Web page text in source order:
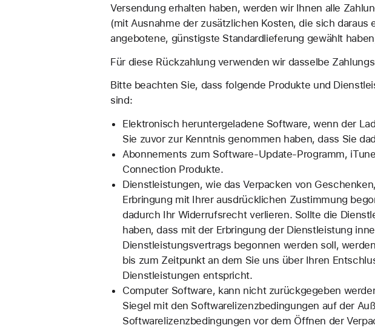
Versendung erhalten haben, werden wir Ihnen alle
(mit Ausnahme der zusätzlichen Kosten, die sich
angebotene, günstigste Standardlieferung gewählt
Für diese Rückzahlung verwenden wir dasselbe
Bitte beachten Sie, dass folgende Produkte und
sind:
Elektronisch heruntergeladene Software, wenn der
Sie zuvor zur Kenntnis genommen haben, dass Sie
Abonnements zum Software-Update-Programm,
Connection Produkte.
Dienstleistungen, wie das Verpacken von
Erbringung mit Ihrer ausdrücklichen Zustimmung
dadurch Ihr Widerrufsrecht verlieren. Sollte die
haben, dass mit der Erbringung der Dienstleistung
Dienstleistungsvertrags begonnen werden soll,
bis zum Zeitpunkt an dem Sie uns über Ihren
Dienstleistungen entspricht.
Computer Software, kann nicht zurückgegeben
Siegel mit den Softwarelizenzbedingungen auf der
Softwarelizenzbedingungen vor dem Öffnen der